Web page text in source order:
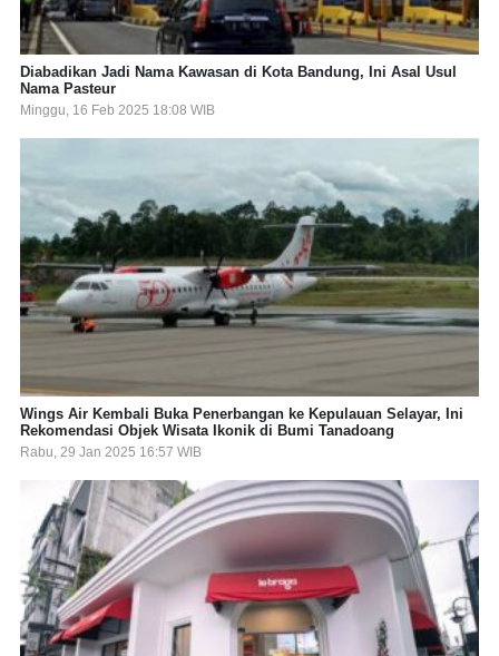
Diabadikan Jadi Nama Kawasan di Kota Bandung, Ini Asal Usul
Nama Pasteur
Minggu, 16 Feb 2025 18:08 WIB
Wings Air Kembali Buka Penerbangan ke Kepulauan Selayar, Ini
Rekomendasi Objek Wisata Ikonik di Bumi Tanadoang
Rabu, 29 Jan 2025 16:57 WIB